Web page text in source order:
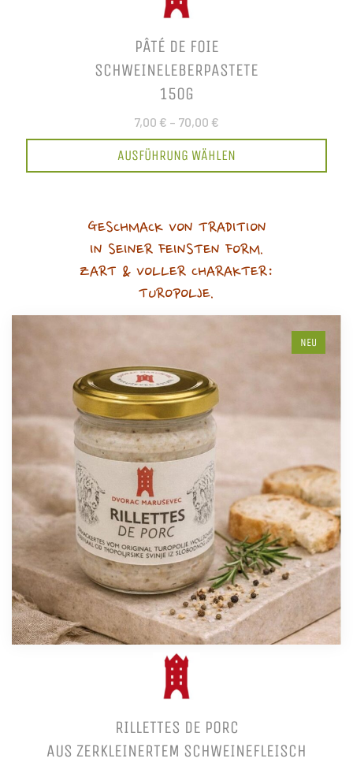
PÂTÉ DE FOIE
SCHWEINELEBERPASTETE
150G
7,00 € – 70,00 €
AUSFÜHRUNG WÄHLEN
GESCHMACK VON TRADITION
IN SEINER FEINSTEN FORM.
ZART & VOLLER CHARAKTER:
TUROPOLJE.
NEU
RILLETTES DE PORC
AUS ZERKLEINERTEM SCHWEINEFLEISCH